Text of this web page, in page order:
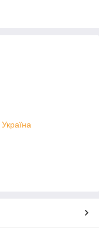
пилку без
комплексного